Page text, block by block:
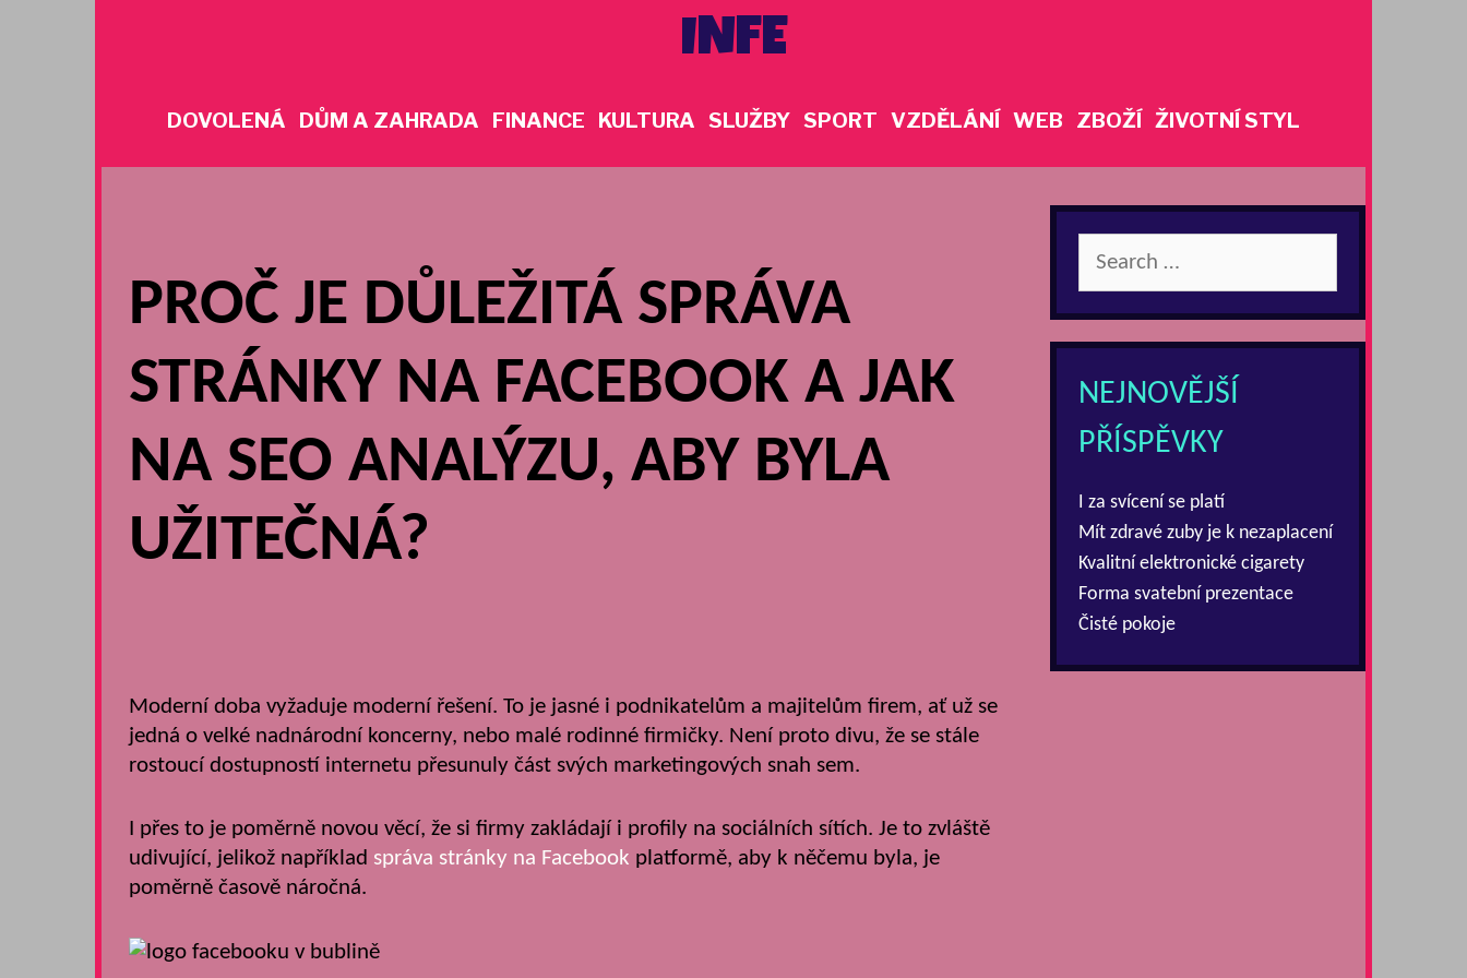
INFE
DOVOLENÁ DŮM A ZAHRADA FINANCE KULTURA SLUŽBY SPORT VZDĚLÁNÍ WEB ZBOŽÍ ŽIVOTNÍ STYL
PROČ JE DŮLEŽITÁ SPRÁVA
STRÁNKY NA FACEBOOK A JAK
NA SEO ANALÝZU, ABY BYLA
UŽITEČNÁ?
Moderní doba vyžaduje moderní řešení. To je jasné i podnikatelům a majitelům firem, ať už se
jedná o velké nadnárodní koncerny, nebo malé rodinné firmičky. Není proto divu, že se stále
rostoucí dostupností internetu přesunuly část svých marketingových snah sem.
I přes to je poměrně novou věcí, že si firmy zakládají i profily na sociálních sítích. Je to zvláště
udivující, jelikož například správa stránky na Facebook platformě, aby k něčemu byla, je
poměrně časově náročná.
for:
NEJNOVĚJŠÍ
PŘÍSPĚVKY
I za svícení se platí
Mít zdravé zuby je k nezaplacení
Kvalitní elektronické cigarety
Forma svatební prezentace
Čisté pokoje